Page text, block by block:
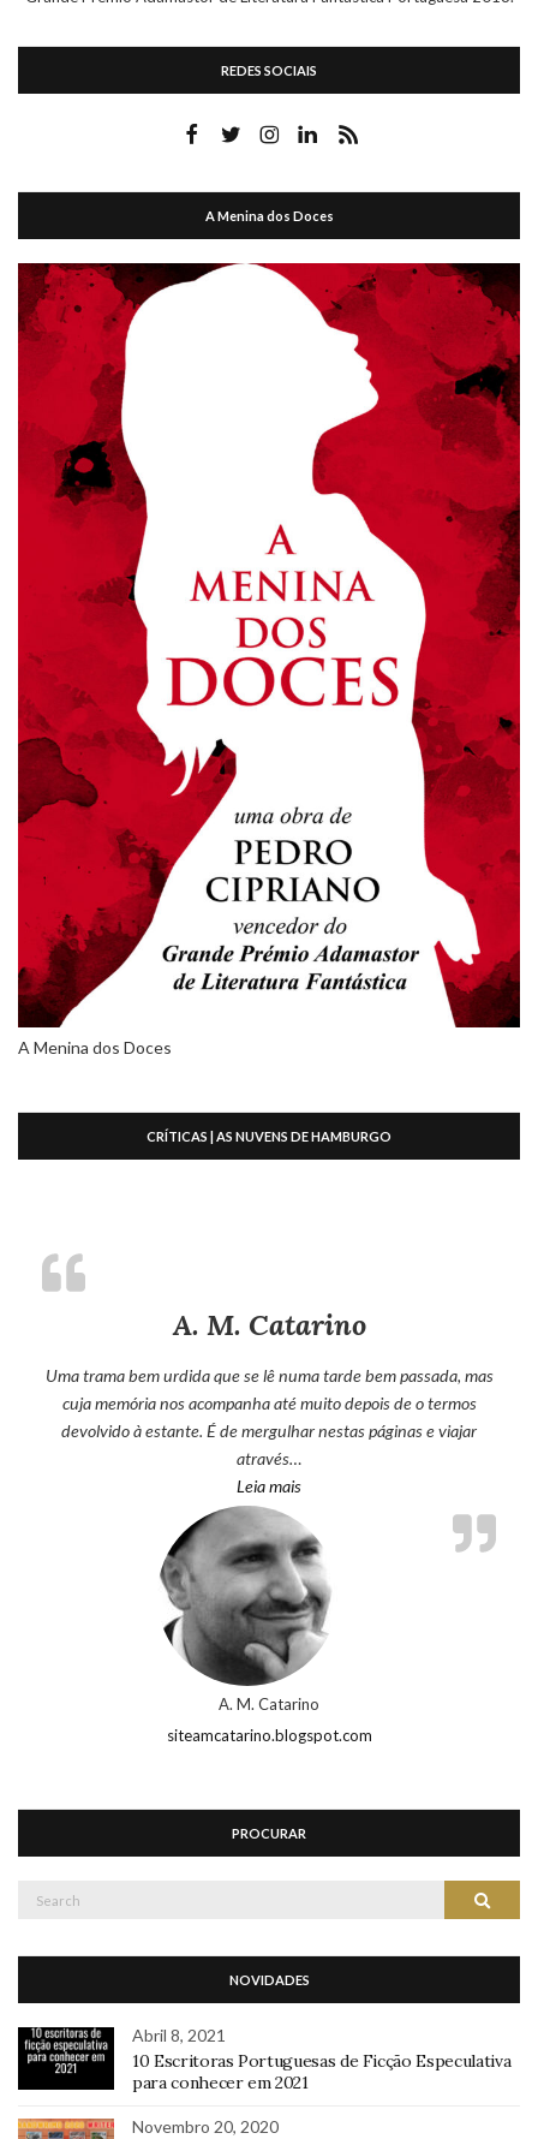
REDES SOCIAIS
A Menina dos Doces
A Menina dos Doces
CRÍTICAS | AS NUVENS DE HAMBURGO
A. M. Catarino
Uma trama bem urdida que se lê numa tarde bem passada, mas
cuja memória nos acompanha até muito depois de o termos
devolvido à estante. É de mergulhar nestas páginas e viajar
através…
Leia mais“A. M. Catarino”
A. M. Catarino
siteamcatarino.blogspot.com
PROCURAR
Search
NOVIDADES
Abril 8, 2021
10 Escritoras Portuguesas de Ficção Especulativa
para conhecer em 2021
Novembro 20, 2020